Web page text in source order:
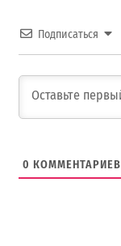
Подписаться
0 КОММЕНТАРИЕВ